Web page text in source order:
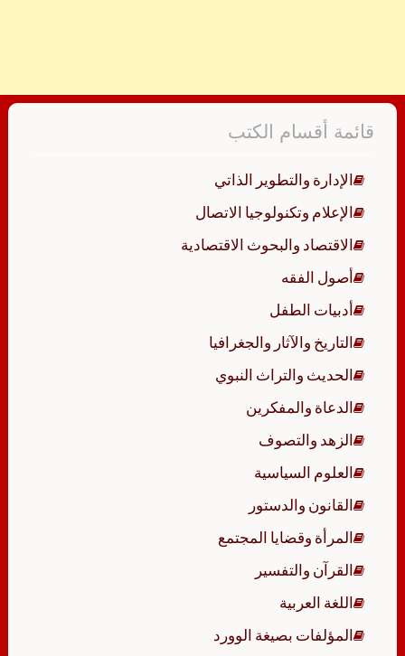
قائمة أقسام الكتب
الإدارة والتطوير الذاتي
الإعلام وتكنولوجيا الاتصال
الاقتصاد والبحوث الاقتصادية
أصول الفقه
أدبيات الطفل
التاريخ والآثار والجغرافيا
الحديث والتراث النبوي
الدعاة والمفكرين
الزهد والتصوف
العلوم السياسية
القانون والدستور
المرأة وقضايا المجتمع
القرآن والتفسير
اللغة العربية
المؤلفات بصيغة الوورد